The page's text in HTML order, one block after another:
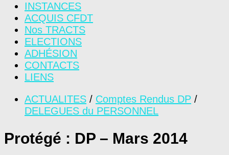
INSTANCES
ACQUIS CFDT
Nos TRACTS
ELECTIONS
ADHÉSION
CONTACTS
LIENS
ACTUALITES / Comptes Rendus DP /
DELEGUES du PERSONNEL
Protégé : DP – Mars 2014